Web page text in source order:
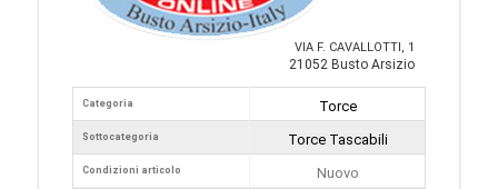
VIA F. CAVALLOTTI, 1
21052 Busto Arsizio
Categoria
Sottocategoria
Condizioni articolo
Torce
Torce Tascabili
Nuovo